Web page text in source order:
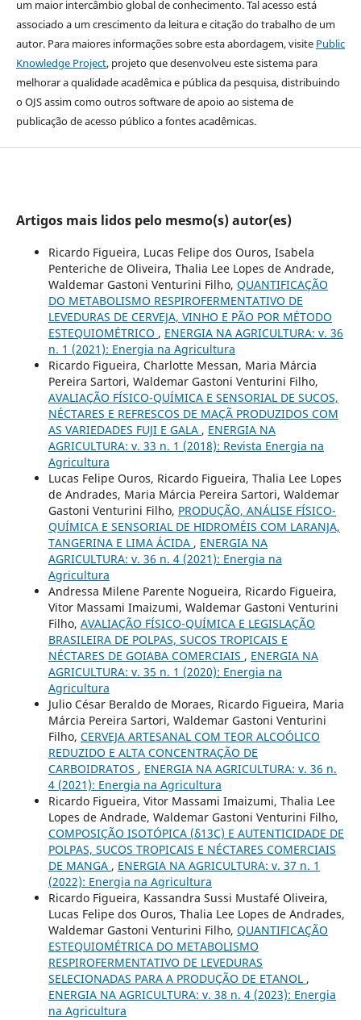
um maior intercâmbio global de conhecimento. Tal acesso está
associado a um crescimento da leitura e citação do trabalho de um
autor. Para maiores informações sobre esta abordagem, visite Public
Knowledge Project, projeto que desenvolveu este sistema para
melhorar a qualidade acadêmica e pública da pesquisa, distribuindo
o OJS assim como outros software de apoio ao sistema de
publicação de acesso público a fontes acadêmicas.
Artigos mais lidos pelo mesmo(s) autor(es)
Ricardo Figueira, Lucas Felipe dos Ouros, Isabela
Penteriche de Oliveira, Thalia Lee Lopes de Andrade,
Waldemar Gastoni Venturini Filho, QUANTIFICAÇÃO
DO METABOLISMO RESPIROFERMENTATIVO DE
LEVEDURAS DE CERVEJA, VINHO E PÃO POR MÉTODO
ESTEQUIOMÉTRICO , ENERGIA NA AGRICULTURA: v. 36
n. 1 (2021): Energia na Agricultura
Ricardo Figueira, Charlotte Messan, Maria Márcia
Pereira Sartori, Waldemar Gastoni Venturini Filho,
AVALIAÇÃO FÍSICO-QUÍMICA E SENSORIAL DE SUCOS,
NÉCTARES E REFRESCOS DE MAÇÃ PRODUZIDOS COM
AS VARIEDADES FUJI E GALA , ENERGIA NA
AGRICULTURA: v. 33 n. 1 (2018): Revista Energia na
Agricultura
Lucas Felipe Ouros, Ricardo Figueira, Thalia Lee Lopes
de Andrades, Maria Márcia Pereira Sartori, Waldemar
Gastoni Venturini Filho, PRODUÇÃO, ANÁLISE FÍSICO-
QUÍMICA E SENSORIAL DE HIDROMÉIS COM LARANJA,
TANGERINA E LIMA ÁCIDA , ENERGIA NA
AGRICULTURA: v. 36 n. 4 (2021): Energia na
Agricultura
Andressa Milene Parente Nogueira, Ricardo Figueira,
Vitor Massami Imaizumi, Waldemar Gastoni Venturini
Filho, AVALIAÇÃO FÍSICO-QUÍMICA E LEGISLAÇÃO
BRASILEIRA DE POLPAS, SUCOS TROPICAIS E
NÉCTARES DE GOIABA COMERCIAIS , ENERGIA NA
AGRICULTURA: v. 35 n. 1 (2020): Energia na
Agricultura
Julio César Beraldo de Moraes, Ricardo Figueira, Maria
Márcia Pereira Sartori, Waldemar Gastoni Venturini
Filho, CERVEJA ARTESANAL COM TEOR ALCOÓLICO
REDUZIDO E ALTA CONCENTRAÇÃO DE
CARBOIDRATOS , ENERGIA NA AGRICULTURA: v. 36 n.
4 (2021): Energia na Agricultura
Ricardo Figueira, Vitor Massami Imaizumi, Thalia Lee
Lopes de Andrade, Waldemar Gastoni Venturini Filho,
COMPOSIÇÃO ISOTÓPICA (δ13C) E AUTENTICIDADE DE
POLPAS, SUCOS TROPICAIS E NÉCTARES COMERCIAIS
DE MANGA , ENERGIA NA AGRICULTURA: v. 37 n. 1
(2022): Energia na Agricultura
Ricardo Figueira, Kassandra Sussi Mustafé Oliveira,
Lucas Felipe dos Ouros, Thalia Lee Lopes de Andrades,
Waldemar Gastoni Venturini Filho, QUANTIFICAÇÃO
ESTEQUIOMÉTRICA DO METABOLISMO
RESPIROFERMENTATIVO DE LEVEDURAS
SELECIONADAS PARA A PRODUÇÃO DE ETANOL ,
ENERGIA NA AGRICULTURA: v. 38 n. 4 (2023): Energia
na Agricultura